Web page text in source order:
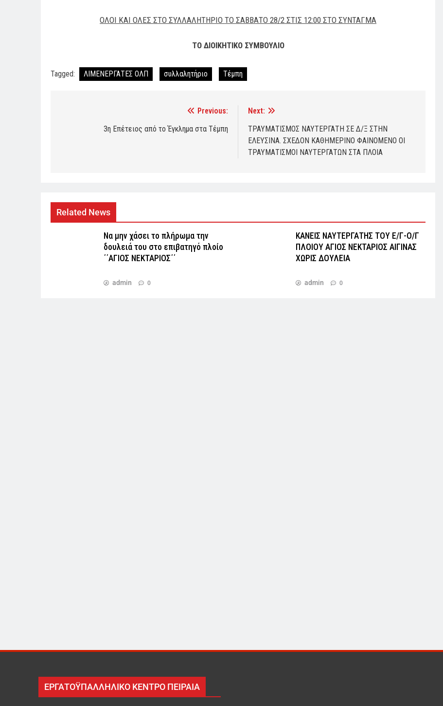
ΟΛΟΙ ΚΑΙ ΟΛΕΣΣΤΟ ΣΥΛΛΑΛΗΤΗΡΙΟΤΟ ΣΑΒΒΑΤΟ 28/2 ΣΤΙΣ 12:00 ΣΤΟ ΣΥΝΤΑΓΜΑ
ΤΟ ΔΙΟΙΚΗΤΙΚΟ ΣΥΜΒΟΥΛΙΟ
Tagged: ΛΙΜΕΝΕΡΓΑΤΕΣ ΟΛΠ συλλαλητήριο Τέμπη
navigation
Previous:
3η Επέτειος από το Έγκλημα στα Τέμπη
Next:
ΤΡΑΥΜΑΤΙΣΜΟΣ ΝΑΥΤΕΡΓΑΤΗ ΣΕ Δ/Ξ ΣΤΗΝ
ΕΛΕΥΣΙΝΑ. ΣΧΕΔΟΝ ΚΑΘΗΜΕΡΙΝΟ ΦΑΙΝΟΜΕΝΟ ΟΙ
ΤΡΑΥΜΑΤΙΣΜΟΙ ΝΑΥΤΕΡΓΑΤΩΝ ΣΤΑ ΠΛΟΙΑ
Related News
Να μην χάσει το πλήρωμα την
δουλειά του στο επιβατηγό πλοίο
΄΄ΑΓΙΟΣ ΝΕΚΤΑΡΙΟΣ΄΄
admin 0
ΚΑΝΕΙΣ ΝΑΥΤΕΡΓΑΤΗΣ TOY Ε/Γ-Ο/Γ
ΠΛΟΙΟY ΑΓΙΟΣ ΝΕΚΤΑΡΙΟΣ ΑΙΓΙΝΑΣ
ΧΩΡΙΣ ΔΟΥΛΕΙΑ
admin 0
ΕΡΓΑΤΟΫΠΑΛΛΗΛΙΚΟ ΚΕΝΤΡΟ ΠΕΙΡΑΙΑ